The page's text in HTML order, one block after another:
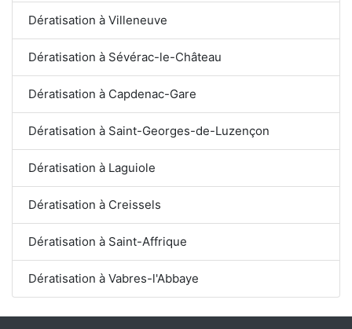
Dératisation à Villeneuve
Dératisation à Sévérac-le-Château
Dératisation à Capdenac-Gare
Dératisation à Saint-Georges-de-Luzençon
Dératisation à Laguiole
Dératisation à Creissels
Dératisation à Saint-Affrique
Dératisation à Vabres-l'Abbaye